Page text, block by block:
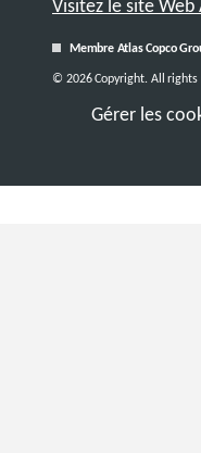
Visitez le site
Membre Atlas Copco
Gérer les
© 2026 Copyright. All rights